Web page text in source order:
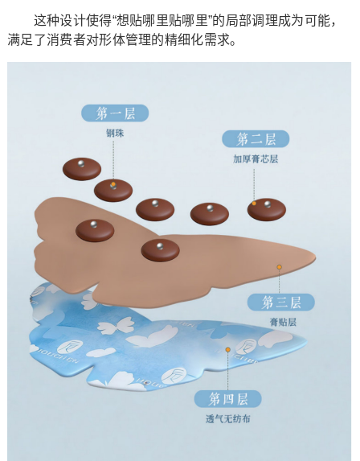
这种设计使得“想贴哪里贴哪里”的局部调理成为可能，
满足了消费者对形体管理的精细化需求。